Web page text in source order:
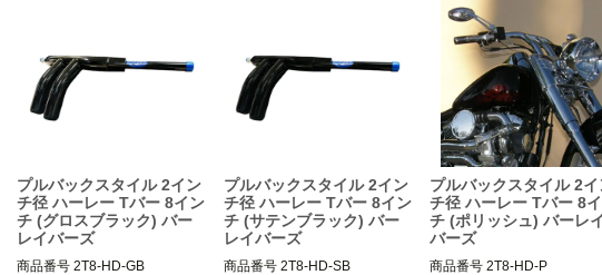
プルバックスタイル 2イン
チ径 ハーレー Tバー 8イン
チ (グロスブラック) バー
レイバーズ
商品番号 2T8-HD-GB
プルバックスタイル 2イン
チ径 ハーレー Tバー 8イン
チ (サテンブラック) バー
レイバーズ
商品番号 2T8-HD-SB
プルバックスタイル 2イ
チ径 ハーレー Tバー 8
チ (ポリッシュ) バーレイ
バーズ
商品番号2T8-HD-P